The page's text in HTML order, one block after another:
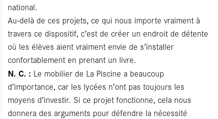
national.
Au-delà de ces projets, ce qui nous importe vraiment à
travers ce dispositif, c’est de créer un endroit de détente
où les élèves aient vraiment envie de s’installer
confortablement en prenant un livre.
N. C. : Le mobilier de La Piscine a beaucoup
d’importance, car les lycées n’ont pas toujours les
moyens d’investir. Si ce projet fonctionne, cela nous
donnera des arguments pour défendre la nécessité